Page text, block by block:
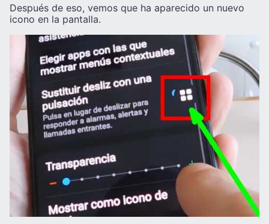
Después de eso, vemos que ha aparecido un nuevo
icono en la pantalla.